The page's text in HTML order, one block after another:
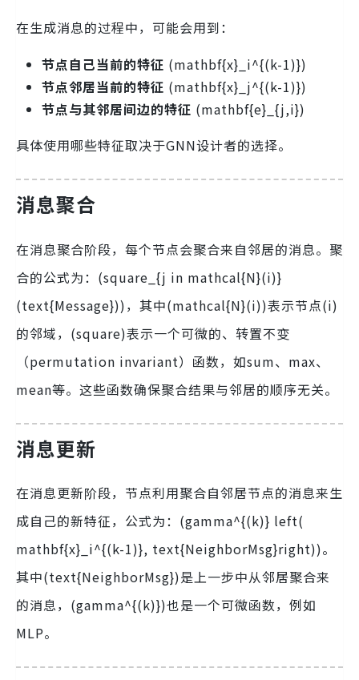
在生成消息的过程中，可能会用到：
节点自己当前的特征 (mathbf{x}_i^{(k-1)})
节点邻居当前的特征 (mathbf{x}_j^{(k-1)})
节点与其邻居间边的特征 (mathbf{e}_{j,i})
具体使用哪些特征取决于GNN设计者的选择。
消息聚合
在消息聚合阶段，每个节点会聚合来自邻居的消息。聚
合的公式为：(square_{j in mathcal{N}(i)}
(text{Message}))，其中(mathcal{N}(i))表示节点(i)
的邻域，(square)表示一个可微的、转置不变
（permutation invariant）函数，如sum、max、
mean等。这些函数确保聚合结果与邻居的顺序无关。
消息更新
在消息更新阶段，节点利用聚合自邻居节点的消息来生
成自己的新特征，公式为：(gamma^{(k)} left(
mathbf{x}_i^{(k-1)}, text{NeighborMsg}right))。
其中(text{NeighborMsg})是上一步中从邻居聚合来
的消息，(gamma^{(k)})也是一个可微函数，例如
MLP。